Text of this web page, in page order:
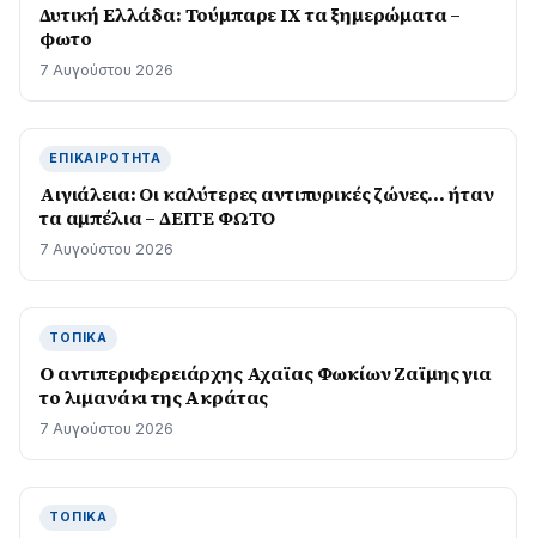
Δυτική Ελλάδα: Τούμπαρε ΙΧ τα ξημερώματα –
φωτο
7 Αυγούστου 2026
ΕΠΙΚΑΙΡΌΤΗΤΑ
Αιγιάλεια: Οι καλύτερες αντιπυρικές ζώνες… ήταν
τα αμπέλια – ΔΕΙΤΕ ΦΩΤΟ
7 Αυγούστου 2026
ΤΟΠΙΚΆ
O αντιπεριφερειάρχης Αχαϊας Φωκίων Ζαϊμης για
το λιμανάκι της Ακράτας
7 Αυγούστου 2026
ΤΟΠΙΚΆ